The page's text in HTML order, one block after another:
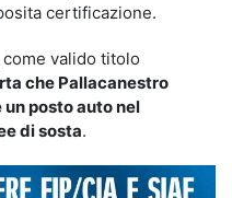
certificazione.
come valido titolo
che Pallacanestro
posto auto nel
di sosta.